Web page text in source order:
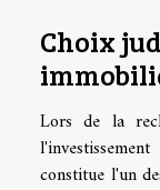
Choix
Lors de la
constitue l'un